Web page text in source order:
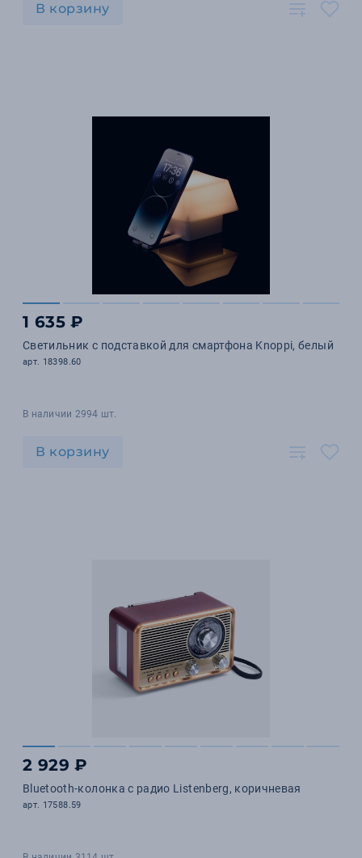
В корзину
1 635 ₽
Светильник с подставкой для смартфона Knoppi, белый
арт. 18398.60
В наличии 2994 шт.
В корзину
2 929 ₽
Bluetooth-колонка с радио Listenberg, коричневая
арт. 17588.59